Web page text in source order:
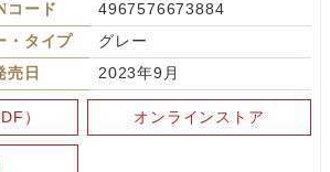
コード
4967576673884
・タイプ
グレー
売日
2023年9月
） オンラインストア